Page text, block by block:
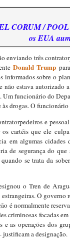
CORUM / POOL
os EUA
enviando três
Donald Trump
informados sobre o
estava autorizado
funcionário do
às drogas. O
e
cartéis que ele
em algumas
de segurança do
se trata da
o Tren de
O
é normalmente
criminosas focadas
e as operações dos
a designação.